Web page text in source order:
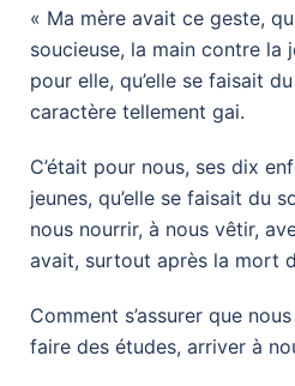
« Ma mère avait ce geste,
soucieuse, la main contre la
pour elle, qu’elle se faisait
caractère tellement gai.
C’était pour nous, ses dix
jeunes, qu’elle se faisait du
nous nourrir, à nous vêtir,
avait, surtout après la mort
Comment s’assurer que
faire des études, arriver à